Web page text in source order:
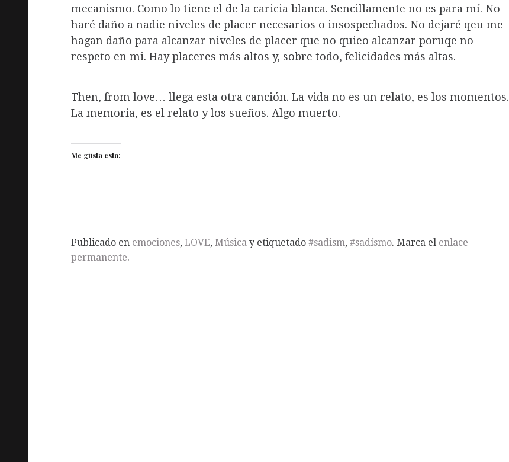
mecanismo. Como lo tiene el de la caricia blanca. Sencillamente no es para mí. No
haré daño a nadie niveles de placer necesarios o insospechados. No dejaré qeu me
hagan daño para alcanzar niveles de placer que no quieo alcanzar poruqe no
respeto en mi. Hay placeres más altos y, sobre todo, felicidades más altas.
Then, from love… llega esta otra canción. La vida no es un relato, es los momentos.
La memoria, es el relato y los sueños. Algo muerto.
Me gusta esto:
Publicado en emociones, LOVE, Música y etiquetado #sadism, #sadísmo. Marca el enlace
permanente.